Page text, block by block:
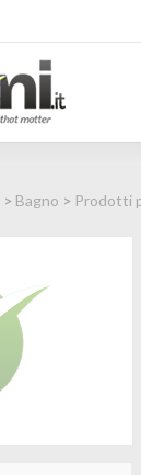
> Bagno > Prodotti